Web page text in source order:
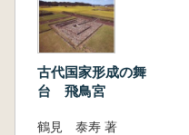
古代国家形成の舞
台 飛鳥宮
鶴見 泰寿 著